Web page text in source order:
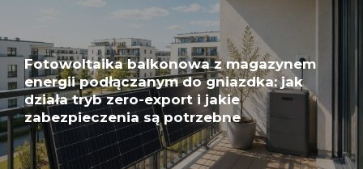
Fotowoltaika balkonowa z magazynem
energii podłączanym do gniazdka: jak
działa tryb zero-export i jakie
zabezpieczenia są potrzebne